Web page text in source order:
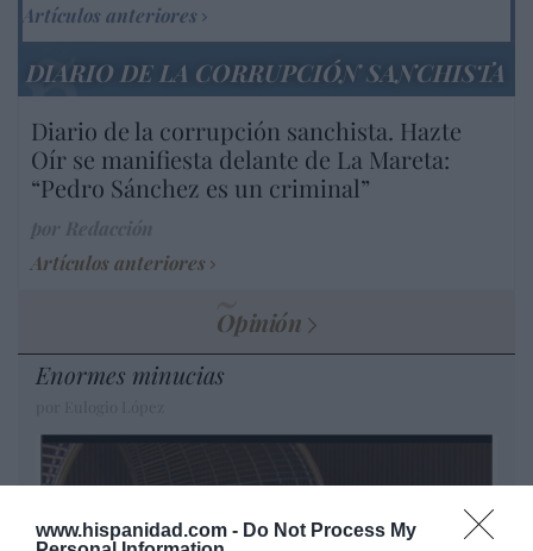
www.hispanidad.com - Do Not Process My
Artículos anteriores
DIARIO DE LA CORRUPCIÓN SANCHISTA
Diario de la corrupción sanchista. Hazte
Oír se manifiesta delante de La Mareta:
“Pedro Sánchez es un criminal”
Artículos anteriores
Opinión
Enormes minucias